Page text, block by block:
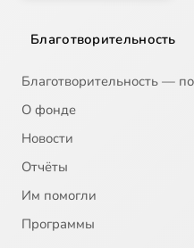
Благотворительность
Благотворительность —
О фонде
Новости
Отчёты
Им помогли
Программы